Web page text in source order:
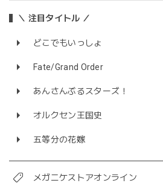
＼ 注目タイトル ／
どこでもいっしょ
Fate/Grand Order
あんさんぶるスターズ！
オルクセン王国史
五等分の花嫁
メガニケストアオンライン